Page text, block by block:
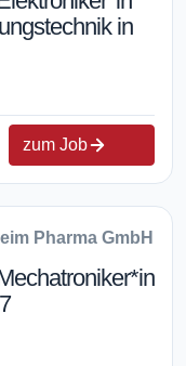
in
zum Job
Pharma GmbH